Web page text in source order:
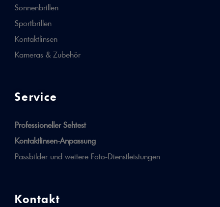
Sonnenbrillen
Sportbrillen
Kontaktlinsen
Kameras & Zubehör
Service
Professioneller Sehtest
Kontaktlinsen-Anpassung
Passbilder und weitere Foto-Dienstleistungen
Kontakt